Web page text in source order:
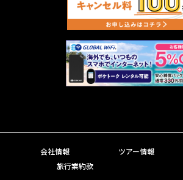
会社情報 ツアー情報
旅行業約款